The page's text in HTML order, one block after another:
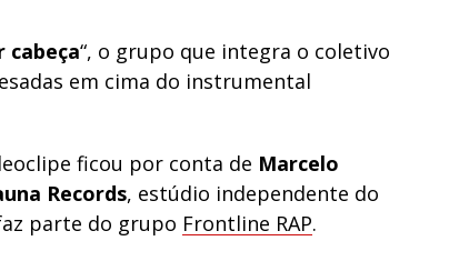
cabeça“, o grupo que integra o coletivo
em cima do instrumental
ficou por conta de Marcelo
Records, estúdio independente do
parte do grupo Frontline RAP.